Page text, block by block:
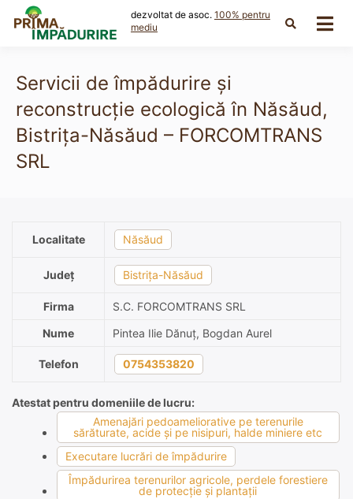
content
dezvoltat de asoc. 100% pentru
mediu
Servicii de împădurire și
reconstrucție ecologică în Năsăud,
Bistrița-Năsăud – FORCOMTRANS
SRL
Localitate Năsăud
Județ Bistrița-Năsăud
Firma
S.C. FORCOMTRANS SRL
Nume
Pintea Ilie Dănuț, Bogdan Aurel
Telefon 0754353820
Atestat pentru domeniile de lucru:
Amenajări pedoameliorative pe terenurile
sărăturate, acide şi pe nisipuri, halde miniere etc
Executare lucrări de împădurire
Împădurirea terenurilor agricole, perdele forestiere
de protecţie şi plantaţii